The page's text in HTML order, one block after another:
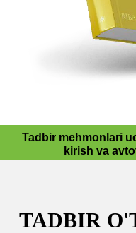
Tadbir mehmonlari
kirish va
TADBIR